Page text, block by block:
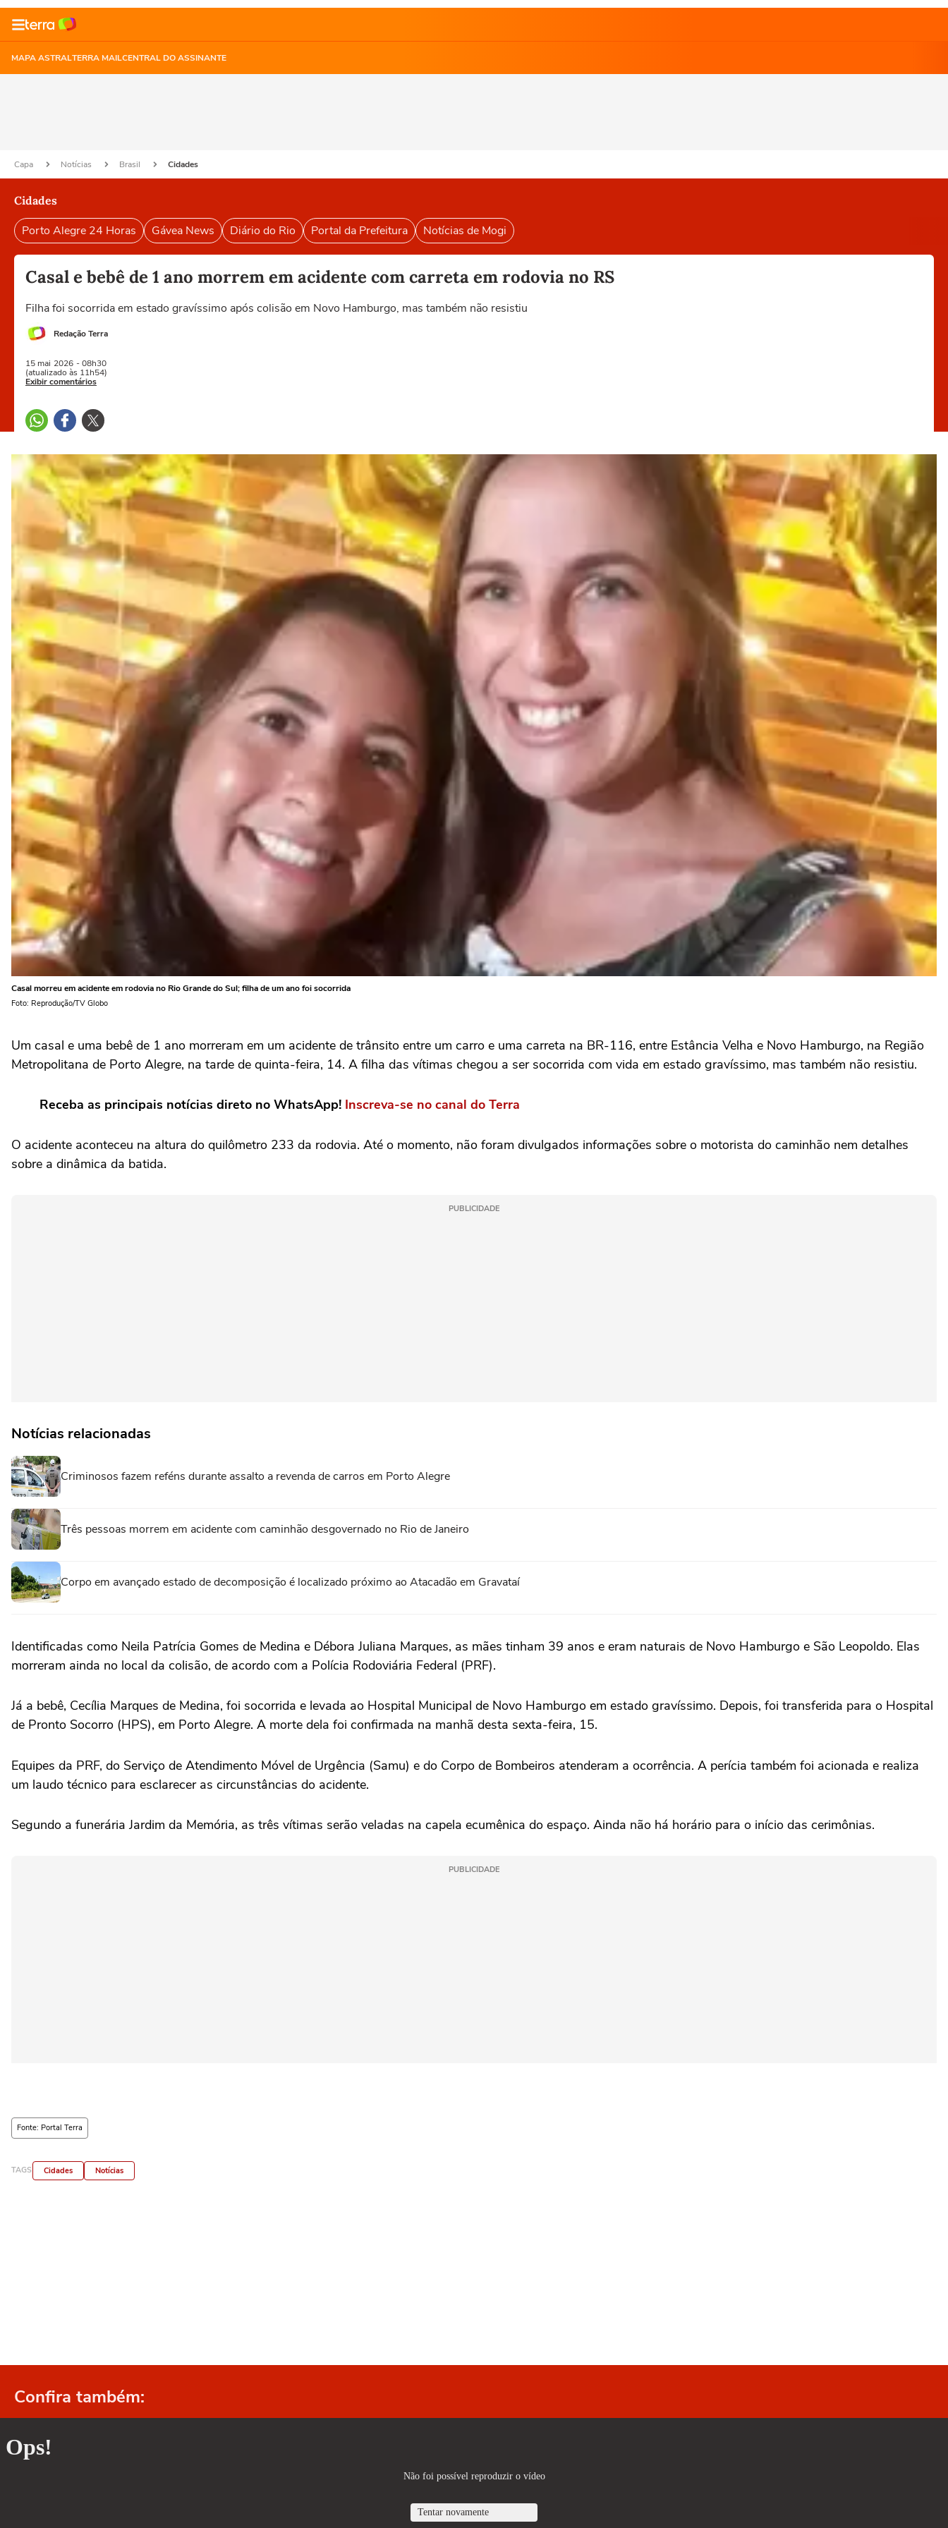
MAPA ASTRALTERRA MAILCENTRAL DO ASSINANTE
Capa Notícias Brasil Cidades
Cidades
Porto Alegre 24 Horas Gávea News Diário do Rio Portal da Prefeitura Notícias de Mogi
Casal e bebê de 1 ano morrem em acidente com carreta em rodovia no RS
Filha foi socorrida em estado gravíssimo após colisão em Novo Hamburgo, mas também não resistiu
Redação Terra
15 mai 2026 - 08h30
(atualizado às 11h54)
Exibir comentários
Casal morreu em acidente em rodovia no Rio Grande do Sul; filha de um ano foi socorrida
Foto: Reprodução/TV Globo
Um casal e uma bebê de 1 ano morreram em um acidente de trânsito entre um carro e uma carreta na BR-116, entre Estância Velha e Novo Hamburgo, na Região
Metropolitana de Porto Alegre, na tarde de quinta-feira, 14. A filha das vítimas chegou a ser socorrida com vida em estado gravíssimo, mas também não resistiu.
Receba as principais notícias direto no WhatsApp! Inscreva-se no canal do Terra
O acidente aconteceu na altura do quilômetro 233 da rodovia. Até o momento, não foram divulgados informações sobre o motorista do caminhão nem detalhes
sobre a dinâmica da batida.
PUBLICIDADE
Notícias relacionadas
Criminosos fazem reféns durante assalto a revenda de carros em Porto Alegre
Três pessoas morrem em acidente com caminhão desgovernado no Rio de Janeiro
Corpo em avançado estado de decomposição é localizado próximo ao Atacadão em Gravataí
Identificadas como Neila Patrícia Gomes de Medina e Débora Juliana Marques, as mães tinham 39 anos e eram naturais de Novo Hamburgo e São Leopoldo. Elas
morreram ainda no local da colisão, de acordo com a Polícia Rodoviária Federal (PRF).
Já a bebê, Cecília Marques de Medina, foi socorrida e levada ao Hospital Municipal de Novo Hamburgo em estado gravíssimo. Depois, foi transferida para o Hospital
de Pronto Socorro (HPS), em Porto Alegre. A morte dela foi confirmada na manhã desta sexta-feira, 15.
Equipes da PRF, do Serviço de Atendimento Móvel de Urgência (Samu) e do Corpo de Bombeiros atenderam a ocorrência. A perícia também foi acionada e realiza
um laudo técnico para esclarecer as circunstâncias do acidente.
Segundo a funerária Jardim da Memória, as três vítimas serão veladas na capela ecumênica do espaço. Ainda não há horário para o início das cerimônias.
PUBLICIDADE
Fonte: Portal Terra
TAGS Cidades Notícias
Confira também: